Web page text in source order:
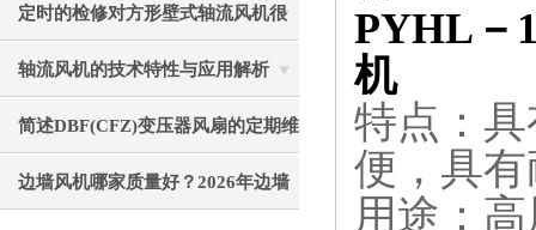
数与工艺对比
定时的检修对方形壁式轴流风机很
有必要
轴流风机的技术特性与应用解析
简述DBF(CFZ)变压器风扇的定期维
护保养步骤
边墙风机哪家质量好？2026年边墙
PYHL－
机
特点：
便，具
用途：